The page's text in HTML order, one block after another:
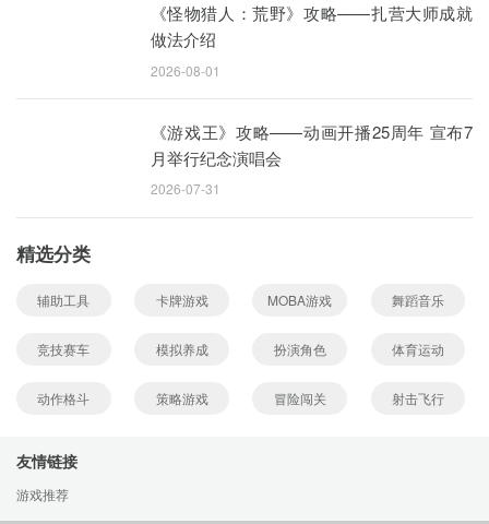
《怪物猎人：荒野》攻略——扎营大师成就
做法介绍
2026-08-01
《游戏王》攻略——动画开播25周年 宣布7
月举行纪念演唱会
2026-07-31
精选分类
辅助工具 卡牌游戏 MOBA游戏 舞蹈音乐
竞技赛车 模拟养成 扮演角色 体育运动
动作格斗 策略游戏 冒险闯关 射击飞行
友情链接
游戏推荐